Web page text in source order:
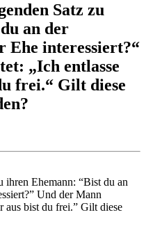
Satz zu
an der
Ehe interessiert?“
„Ich entlasse
frei.“ Gilt diese
ihren Ehemann: “Bist du an
Und der Mann
aus bist du frei.” Gilt diese